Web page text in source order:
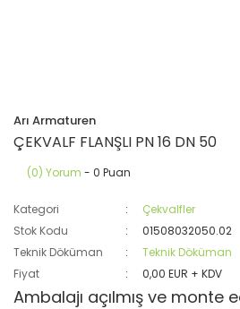
Arı Armaturen
ÇEKVALF FLANŞLI PN 16 DN 50
(0) Yorum - 0 Puan
Kategori
Çekvalfler
Stok Kodu
01508032050.02
Teknik Döküman
Teknik Döküman
Fiyat
0,00 EUR + KDV
Ambalajı açılmış ve monte